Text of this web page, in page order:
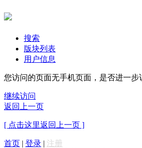
搜索
版块列表
用户信息
您访问的页面无手机页面，是否进一步
继续访问
返回上一页
[ 点击这里返回上一页 ]
首页 | 登录 | 注册